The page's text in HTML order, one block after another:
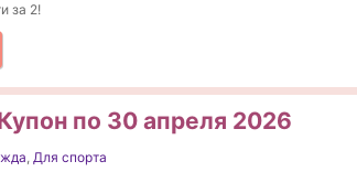
за 2!
по 30 апреля 2026
, Для спорта